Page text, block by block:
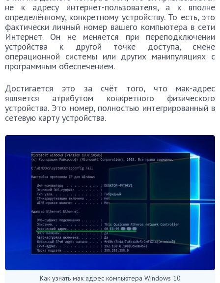
не к адресу интернет-пользователя, а к вполне
определённому, конкретному устройству. То есть, это
фактически личный номер вашего компьютера в сети
Интернет. Он не меняется при переподключении
устройства к другой точке доступа, смене
операционной системы или других манипуляциях с
программным обеспечением.
Достигается это за счёт того, что мак-адрес
является атрибутом конкретного физического
устройства. Это номер, полностью интегрированный в
сетевую карту устройства.
Как узнать мак адрес компьютера Windows 10